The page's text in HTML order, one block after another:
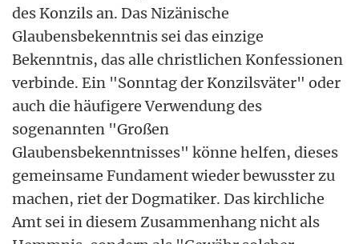
des Konzils an. Das Nizänische
Glaubensbekenntnis sei das einzige
Bekenntnis, das alle christlichen Konfessionen
verbinde. Ein "Sonntag der Konzilsväter" oder
auch die häufigere Verwendung des
sogenannten "Großen
Glaubensbekenntnisses" könne helfen, dieses
gemeinsame Fundament wieder bewusster zu
machen, riet der Dogmatiker. Das kirchliche
Amt sei in diesem Zusammenhang nicht als